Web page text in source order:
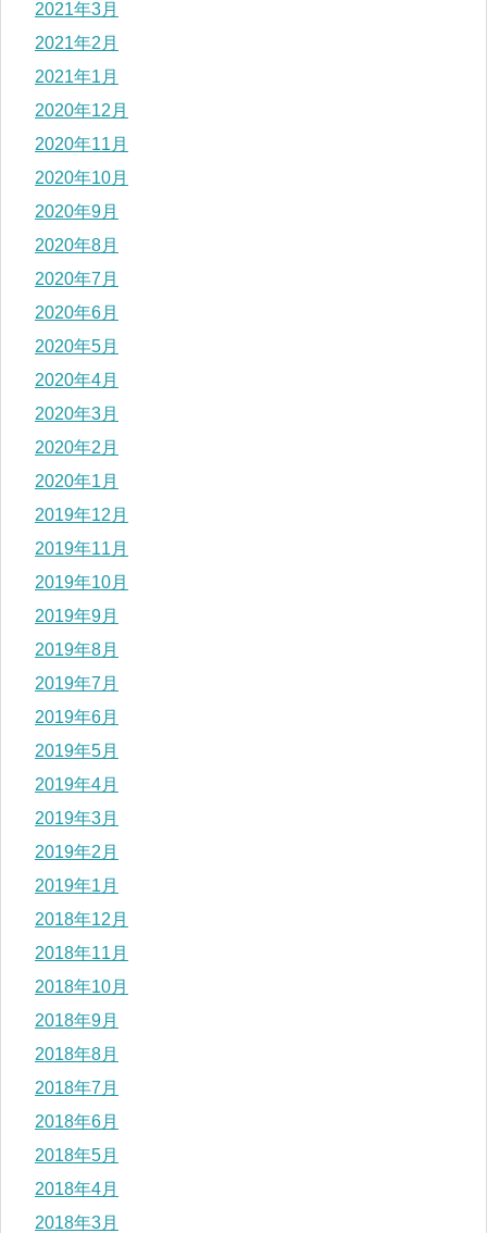
2021年3月
2021年2月
2021年1月
2020年12月
2020年11月
2020年10月
2020年9月
2020年8月
2020年7月
2020年6月
2020年5月
2020年4月
2020年3月
2020年2月
2020年1月
2019年12月
2019年11月
2019年10月
2019年9月
2019年8月
2019年7月
2019年6月
2019年5月
2019年4月
2019年3月
2019年2月
2019年1月
2018年12月
2018年11月
2018年10月
2018年9月
2018年8月
2018年7月
2018年6月
2018年5月
2018年4月
2018年3月